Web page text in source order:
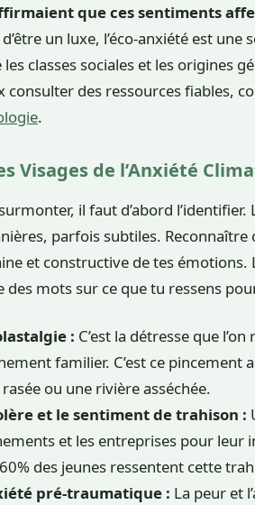
que ces sentiments
un luxe, l’éco-anxiété est
classes sociales et les origines
consulter des ressources fiables,
.
Visages de l’Anxiété
il faut d’abord l’identifier.
parfois subtiles. Reconnaître
et constructive de tes émotions.
des mots sur ce que tu ressens
: C’est la détresse que
familier. C’est ce
ou une rivière asséchée.
et le sentiment de trahison :
et les entreprises pour leur
des jeunes ressentent cette
pré-traumatique : La peur et